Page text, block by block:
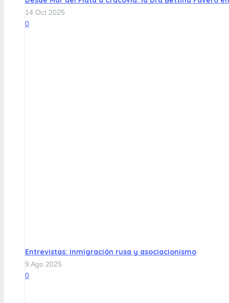
14 Oct 2025
0
Entrevistas: Inmigración rusa y asociacionismo
9 Ago 2025
0